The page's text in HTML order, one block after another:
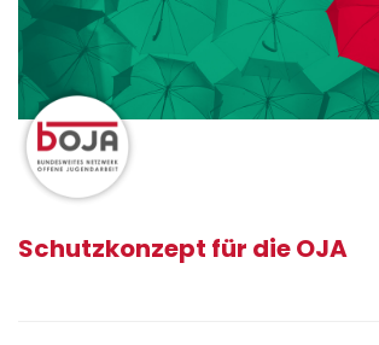
Direkt
zum
Inhalt
Schutzkonzept für die OJA